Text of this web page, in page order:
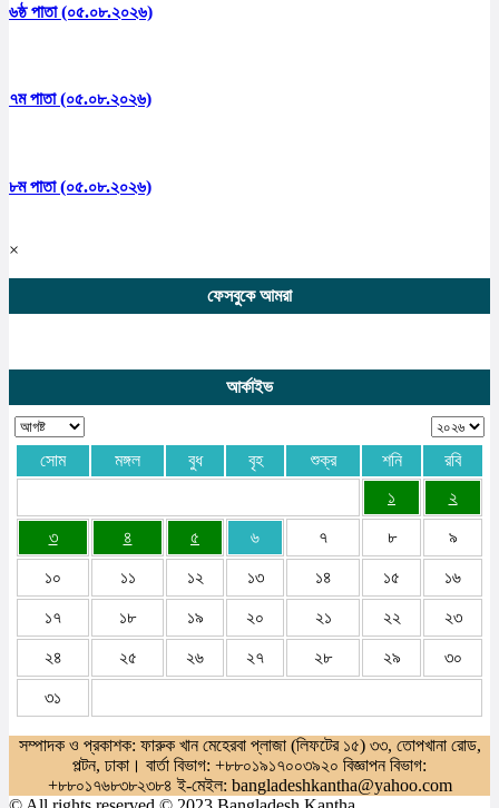
৬ষ্ঠ পাতা (০৫.০৮.২০২৬)
৭ম পাতা (০৫.০৮.২০২৬)
৮ম পাতা (০৫.০৮.২০২৬)
×
ফেসবুকে আমরা
আর্কাইভ
সোম মঙ্গল বুধ বৃহ শুক্র শনি
রবি
১
২
৩ ৪ ৫ ৬ ৭ ৮ ৯
১০ ১১ ১২ ১৩ ১৪ ১৫ ১৬
১৭ ১৮ ১৯ ২০ ২১ ২২ ২৩
২৪ ২৫ ২৬ ২৭ ২৮ ২৯ ৩০
৩১
সম্পাদক ও প্রকাশক: ফারুক খান মেহেরবা প্লাজা (লিফটের ১৫) ৩৩, তোপখানা রোড,
পল্টন, ঢাকা। বার্তা বিভাগ: +৮৮০১৯১৭০০৩৯২০ বিজ্ঞাপন বিভাগ:
+৮৮০১৭৬৮৩৮২৩৮৪ ই-মেইল: bangladeshkantha@yahoo.com